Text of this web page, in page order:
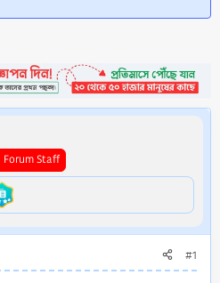
Forum Staff
#1